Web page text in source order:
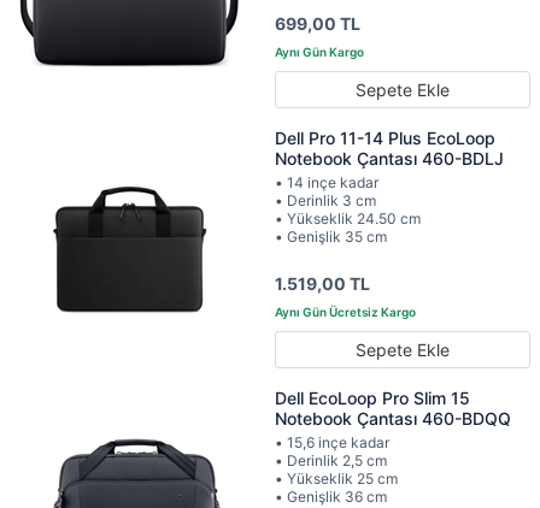
699,00 TL
Sepete Ekle
Dell Pro 11-14 Plus EcoLoop
Notebook Çantası 460-BDLJ
• 14 inçe kadar
• Derinlik 3 cm
• Yükseklik 24.50 cm
• Genişlik 35 cm
1.519,00 TL
Sepete Ekle
Dell EcoLoop Pro Slim 15
Notebook Çantası 460-BDQQ
• 15,6 inçe kadar
• Derinlik 2,5 cm
• Yükseklik 25 cm
• Genişlik 36 cm